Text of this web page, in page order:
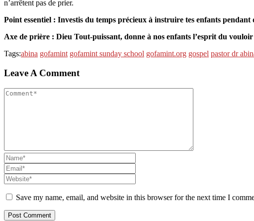
n’arrêtent pas de prier.
Point essentiel : Investis du temps précieux à instruire tes enfants
Axe de prière : Dieu Tout-puissant, donne à nos enfants l’esprit du vouloir
Tags:abina gofamint gofamint sunday school gofamint.org gospel pastor dr
Leave A Comment
Save my name, email, and website in this browser for the next time I